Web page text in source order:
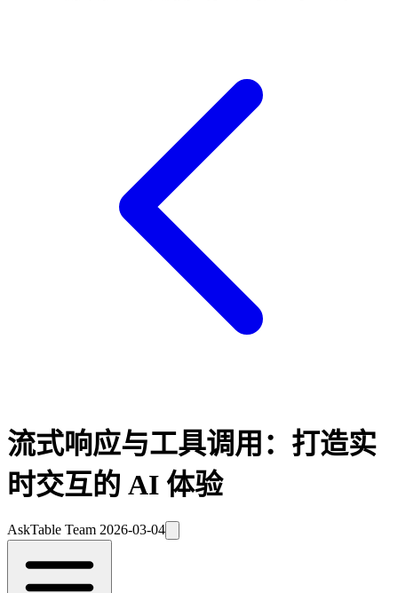
流式响应与工具调用：打造实
时交互的 AI 体验
AskTable Team 2026-03-04